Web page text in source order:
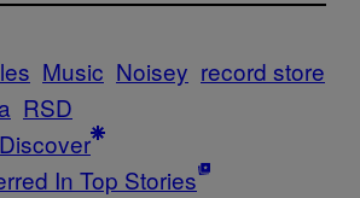
Music Noisey record store
RSD
In Top Stories